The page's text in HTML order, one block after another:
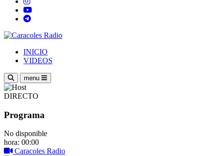
INICIO
VIDEOS
menu
DIRECTO
Programa
No disponible
hora: 00:00
Caracoles Radio